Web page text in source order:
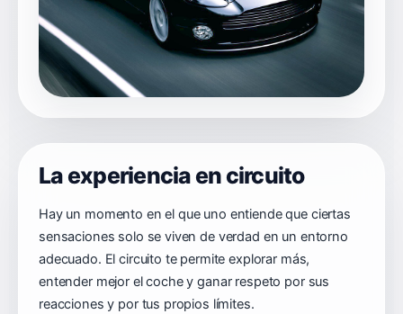
La experiencia en circuito
Hay un momento en el que uno entiende que ciertas
sensaciones solo se viven de verdad en un entorno
adecuado. El circuito te permite explorar más,
entender mejor el coche y ganar respeto por sus
reacciones y por tus propios límites.